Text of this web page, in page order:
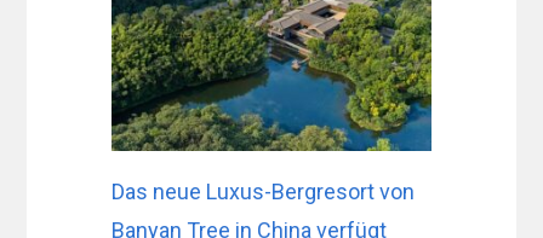
Das neue Luxus-Bergresort von
Banyan Tree in China verfügt